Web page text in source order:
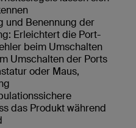
und Benennung der
Erleichtert die Port-
beim Umschalten
Umschalten der Ports
oder Maus,
das Produkt während